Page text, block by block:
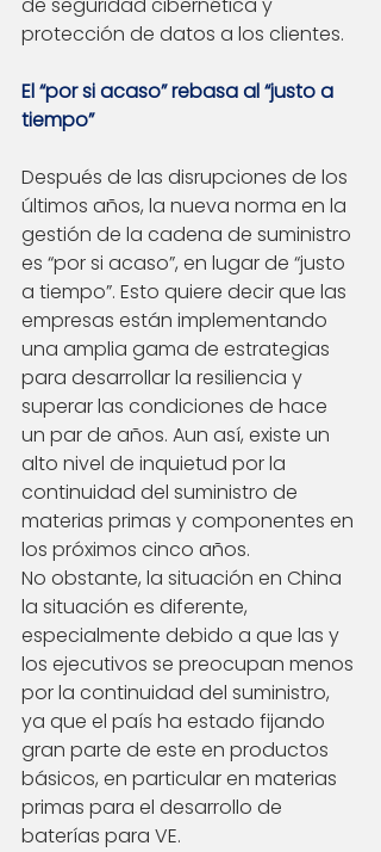
de seguridad cibernética y
protección de datos a los clientes.
El “por si acaso” rebasa al “justo a
tiempo”
Después de las disrupciones de los
últimos años, la nueva norma en la
gestión de la cadena de suministro
es “por si acaso”, en lugar de “justo
a tiempo”. Esto quiere decir que las
empresas están implementando
una amplia gama de estrategias
para desarrollar la resiliencia y
superar las condiciones de hace
un par de años. Aun así, existe un
alto nivel de inquietud por la
continuidad del suministro de
materias primas y componentes en
los próximos cinco años.
No obstante, la situación en China
la situación es diferente,
especialmente debido a que las y
los ejecutivos se preocupan menos
por la continuidad del suministro,
ya que el país ha estado fijando
gran parte de este en productos
básicos, en particular en materias
primas para el desarrollo de
baterías para VE.